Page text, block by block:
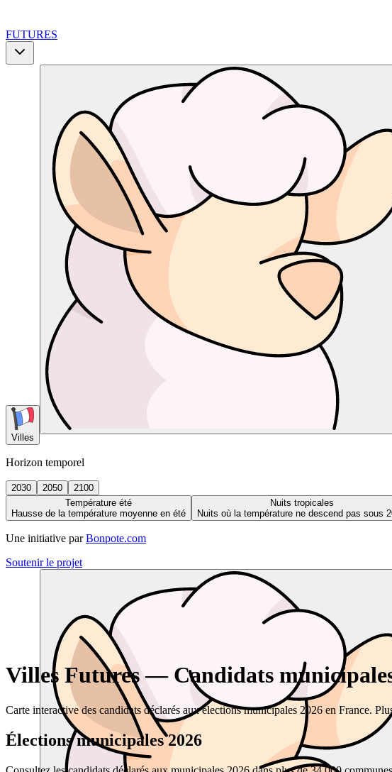
FUTURES
Villes
Horizon temporel
2030 2050
2100
Température été
Hausse de la température moyenne en été
Nuits tropicales
Nuits où la température ne descend pas sous
Une initiative par Bonpote.com
Soutenir le projet
Villes Futures — Candidats
Carte interactive des candidats déclarés aux élections municipales 2026 en France.
Élections municipales 2026